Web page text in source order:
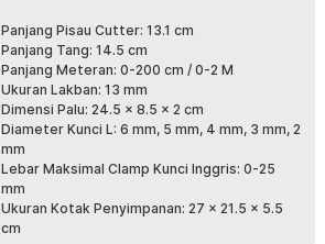
Panjang Pisau Cutter: 13.1 cm
Panjang Tang: 14.5 cm
Panjang Meteran: 0-200 cm / 0-2 M
Ukuran Lakban: 13 mm
Dimensi Palu: 24.5 x 8.5 x 2 cm
Diameter Kunci L: 6 mm, 5 mm, 4 mm, 3 mm, 2
mm
Lebar Maksimal Clamp Kunci Inggris: 0-25
mm
Ukuran Kotak Penyimpanan: 27 x 21.5 x 5.5
cm